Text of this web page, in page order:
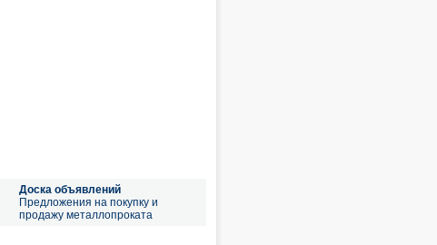
Доска объявлений
Предложения на покупку и
продажу металлопроката